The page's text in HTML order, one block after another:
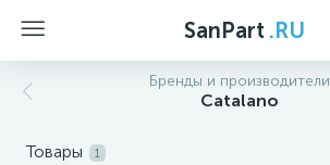
SanPart .RU
Бренды и производители
Catalano
Товары 1